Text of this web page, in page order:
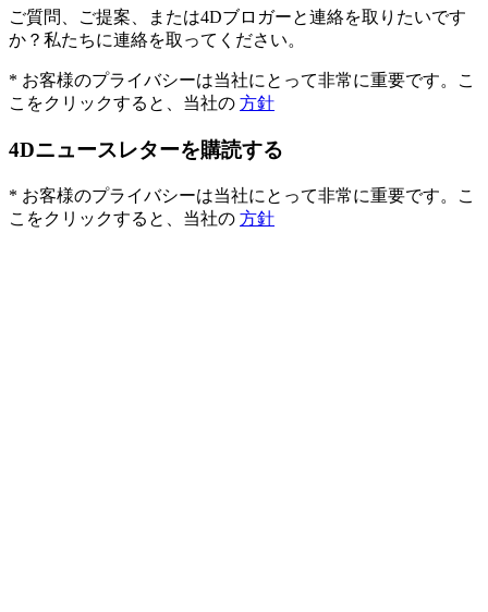
ご質問、ご提案、または4Dブロガーと連絡を取りたいです
か？私たちに連絡を取ってください。
* お客様のプライバシーは当社にとって非常に重要です。こ
こをクリックすると、当社の 方針
4Dニュースレターを購読する
* お客様のプライバシーは当社にとって非常に重要です。こ
こをクリックすると、当社の 方針